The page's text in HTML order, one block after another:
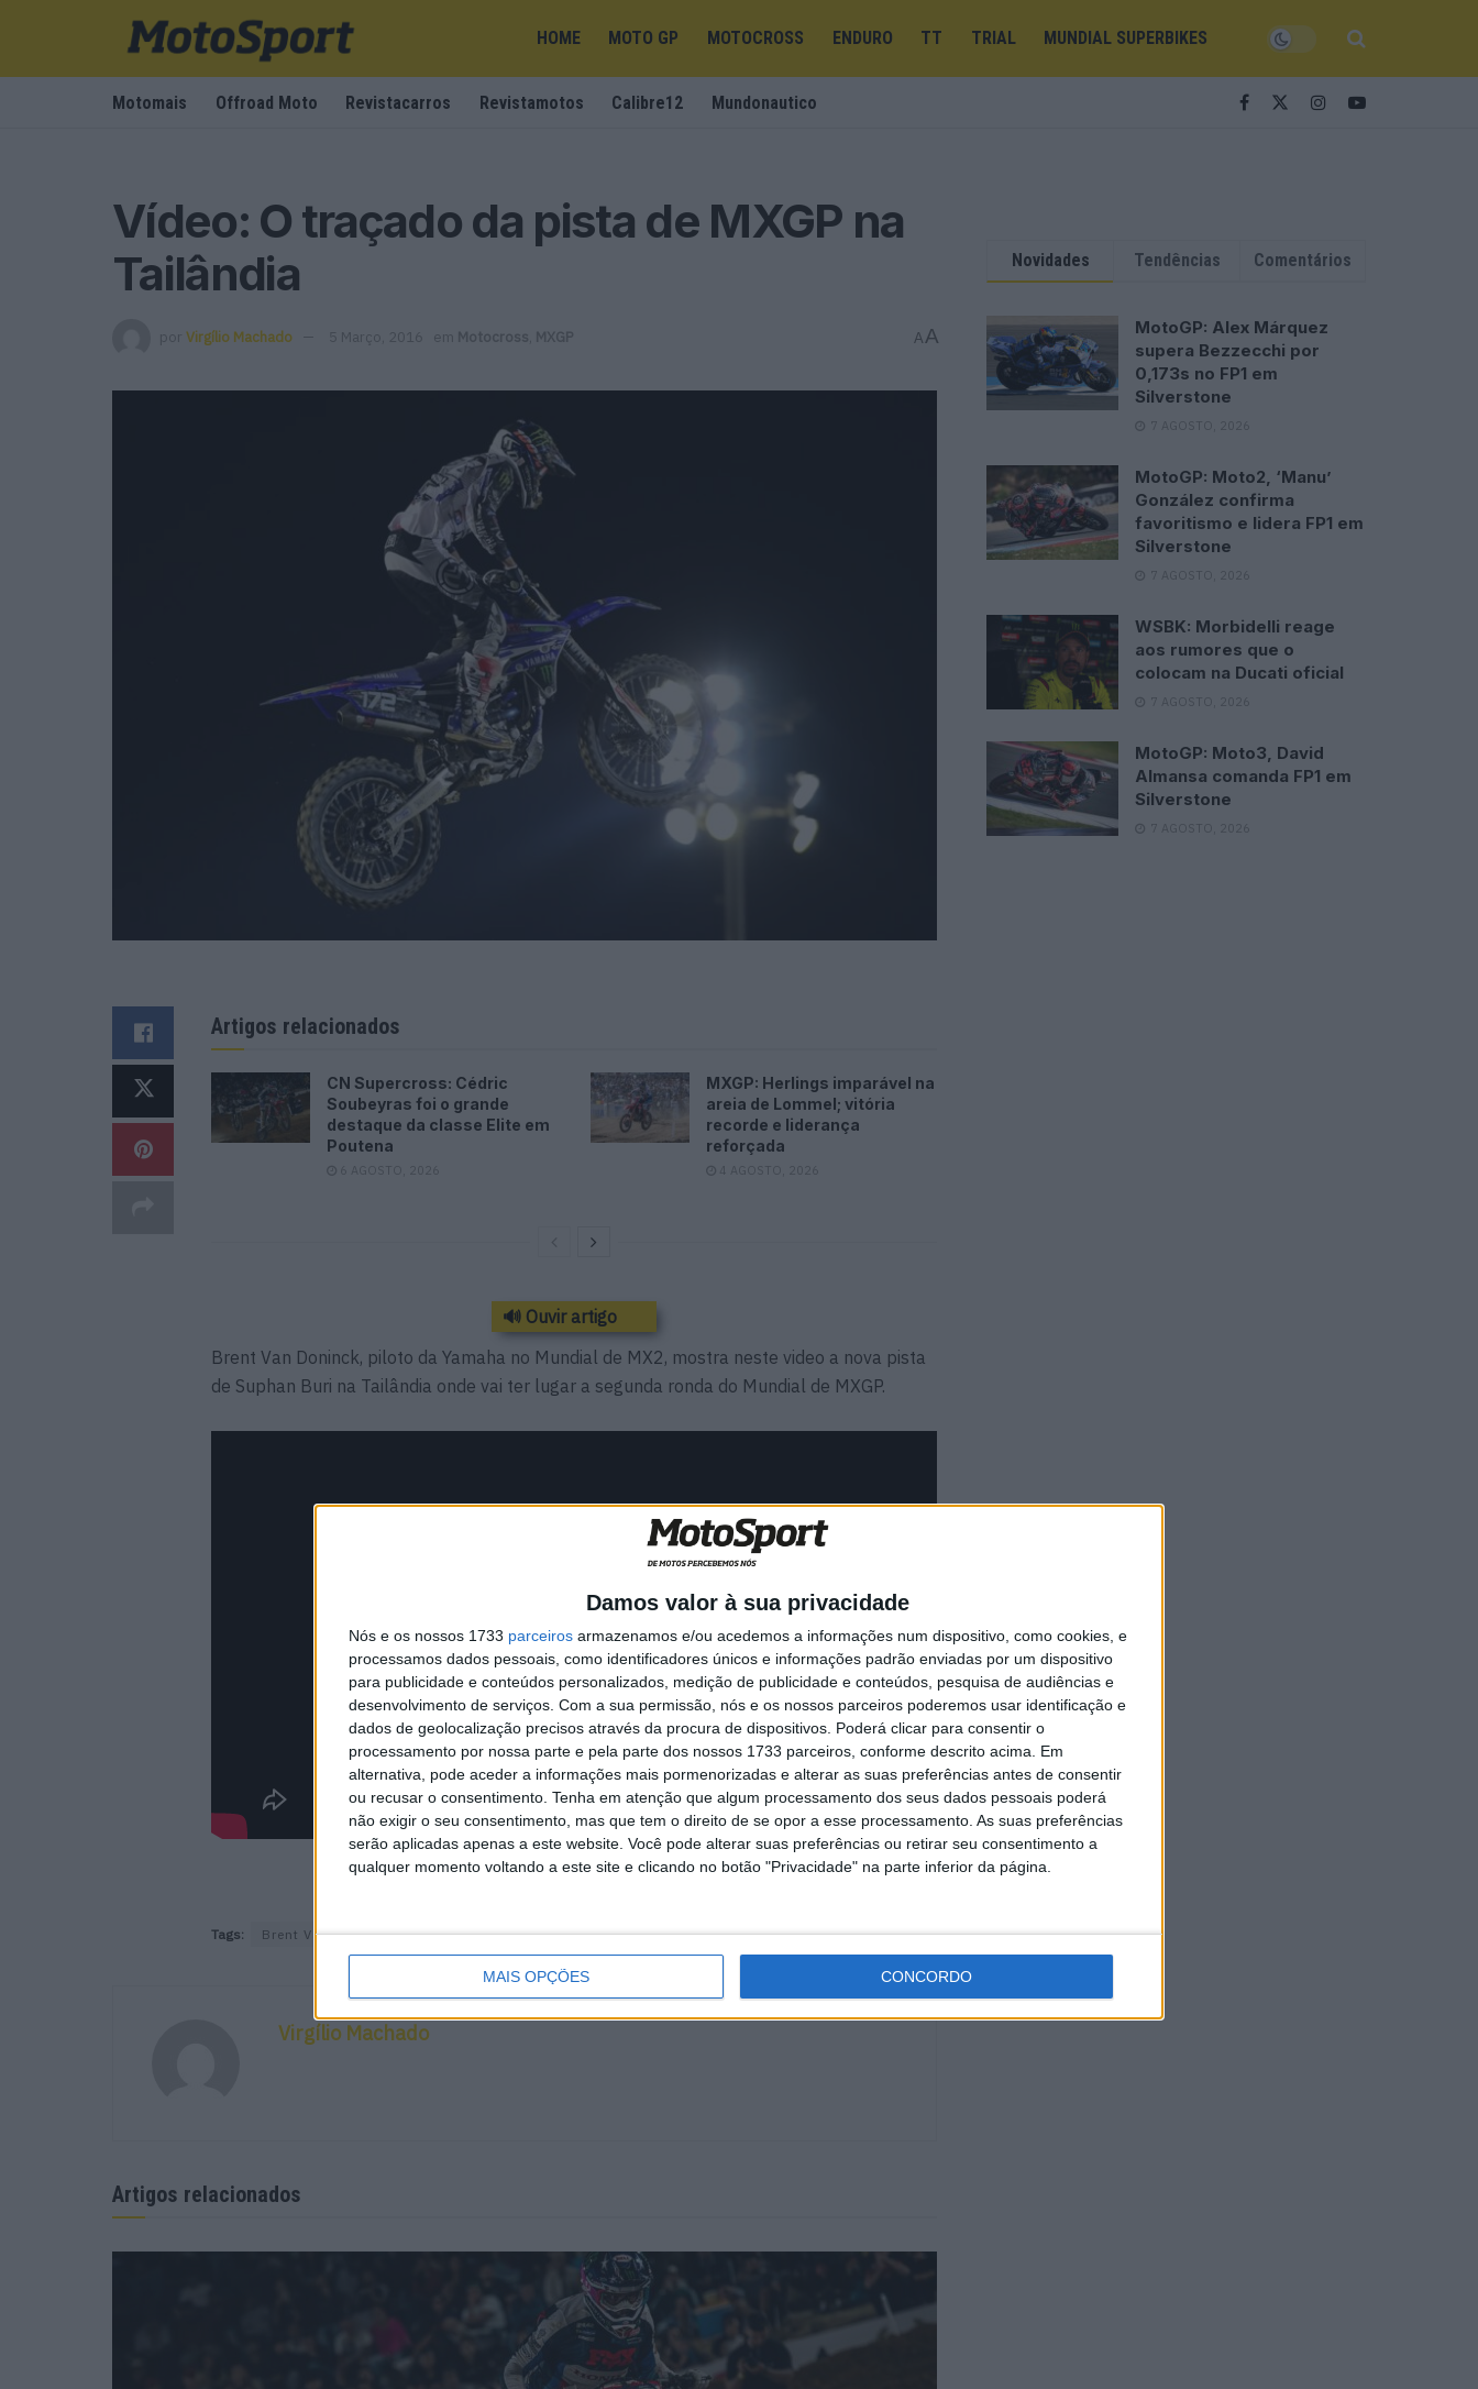
Damos valor à sua privacidade
Nós e os nossos 1733 parceiros armazenamos e/ou acedemos a informações num dispositivo, como cookies, e
processamos dados pessoais, como identificadores únicos e informações padrão enviadas por um dispositivo
para publicidade e conteúdos personalizados, medição de publicidade e conteúdos, pesquisa de audiências e
desenvolvimento de serviços. Com a sua permissão, nós e os nossos parceiros poderemos usar identificação e
dados de geolocalização precisos através da procura de dispositivos. Poderá clicar para consentir o
processamento por nossa parte e pela parte dos nossos 1733 parceiros, conforme descrito acima. Em
alternativa, pode aceder a informações mais pormenorizadas e alterar as suas preferências antes de consentir
ou recusar o consentimento. Tenha em atenção que algum processamento dos seus dados pessoais poderá
não exigir o seu consentimento, mas que tem o direito de se opor a esse processamento. As suas preferências
serão aplicadas apenas a este website. Você pode alterar suas preferências ou retirar seu consentimento a
qualquer momento voltando a este site e clicando no botão "Privacidade" na parte inferior da página.
MAIS OPÇÕES CONCORDO
HOME MOTO GP MOTOCROSS ENDURO TT TRIAL MUNDIAL SUPERBIKES
Motomais Offroad Moto Revistacarros Revistamotos Calibre12 Mundonautico
Vídeo: O traçado da pista de MXGP na
Tailândia
por Virgílio Machado 5 Março, 2016 em Motocross MXGP AA
Artigos relacionados
CN Supercross: Cédric
Soubeyras foi o grande
destaque da classe Elite em
Poutena
6 AGOSTO, 2026
MXGP: Herlings imparável na
areia de Lommel; vitória
recorde e liderança
reforçada
4 AGOSTO, 2026
🔊 Ouvir artigo
Brent Van Doninck, piloto da Yamaha no Mundial de MX2, mostra neste video a nova pista
de Suphan Buri na Tailândia onde vai ter lugar a segunda ronda do Mundial de MXGP.
Tags: Brent Van Doninck MX2 MXGP
Virgílio Machado
Artigos relacionados
Novidades Tendências Comentários
MotoGP: Alex Márquez
supera Bezzecchi por
0,173s no FP1 em
Silverstone
7 AGOSTO, 2026
MotoGP: Moto2, ‘Manu’
González confirma
favoritismo e lidera FP1 em
Silverstone
7 AGOSTO, 2026
WSBK: Morbidelli reage
aos rumores que o
colocam na Ducati oficial
7 AGOSTO, 2026
MotoGP: Moto3, David
Almansa comanda FP1 em
Silverstone
7 AGOSTO, 2026